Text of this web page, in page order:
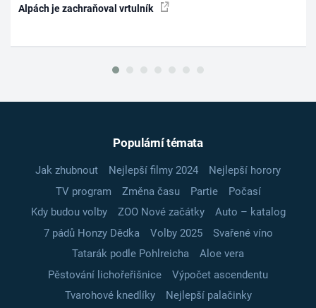
Alpách je zachraňoval vrtulník
Populární témata
Jak zhubnout Nejlepší filmy 2024
Nejlepší horory
TV program
Změna času Partie
Počasí
Kdy budou volby
ZOO Nové začátky
Auto – katalog
7 pádů Honzy Dědka
Volby 2025
Svařené víno
Tatarák podle Pohlreicha
Aloe vera
Pěstování lichořeřišnice
Výpočet ascendentu
Tvarohové knedlíky
Nejlepší palačinky